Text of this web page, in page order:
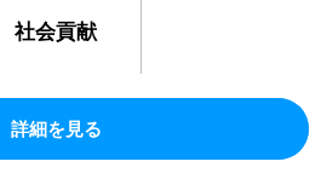
社会貢献
詳細を見る